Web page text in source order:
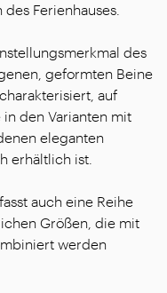
Ferienhauses.
des
geformten Beine
auf
den Varianten mit
eleganten
erhältlich ist.
auch eine Reihe
Größen, die mit
werden